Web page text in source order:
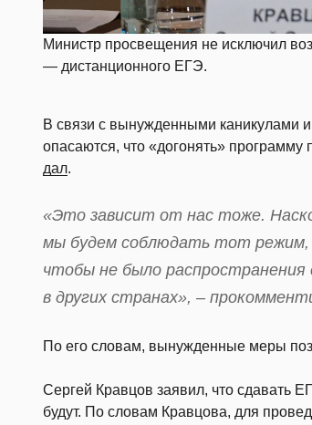
Министр просвещения не исключил
— дистанционного ЕГЭ.
В связи с вынужденными каникулами
опасаются, что «догонять» программу
дал.
«Это зависит от нас тоже.
мы будем соблюдать тот режим,
чтобы не было
в других странах», –
По его словам, вынужденные меры
Сергей Кравцов заявил, что сдавать
будут. По словам Кравцова, для